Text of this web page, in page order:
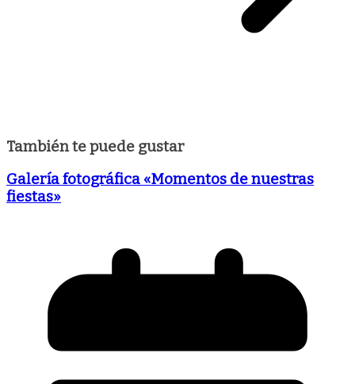
También te puede gustar
Galería fotográfica «Momentos de nuestras
fiestas»